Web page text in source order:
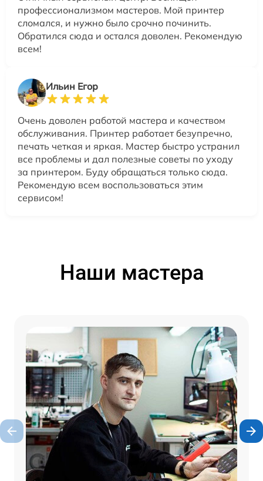
профессионализмом мастеров. Мой принтер
сломался, и нужно было срочно починить.
Обратился сюда и остался доволен. Рекомендую
всем!
Ильин Егор
Очень доволен работой мастера и качеством
обслуживания. Принтер работает безупречно,
печать четкая и яркая. Мастер быстро устранил
все проблемы и дал полезные советы по уходу
за принтером. Буду обращаться только сюда.
Рекомендую всем воспользоваться этим
сервисом!
Наши мастера